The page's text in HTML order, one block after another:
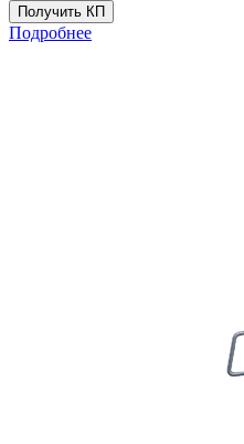
Получить КП
Подробнее